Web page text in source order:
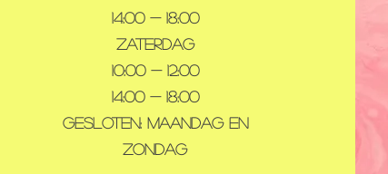
14:00 - 18:00
Zaterdag
10:00 - 12:00
14:00 - 18:00
Gesloten: maandag en
zondag